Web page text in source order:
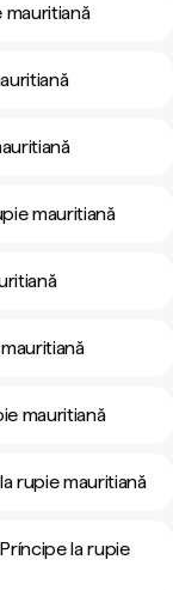
mauritiană
mauritiană
rupie mauritiană
la rupie